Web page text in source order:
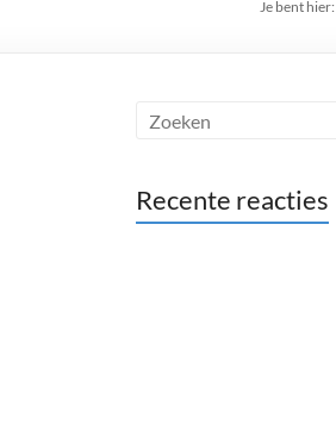
Je bent hier:
Recente reacties